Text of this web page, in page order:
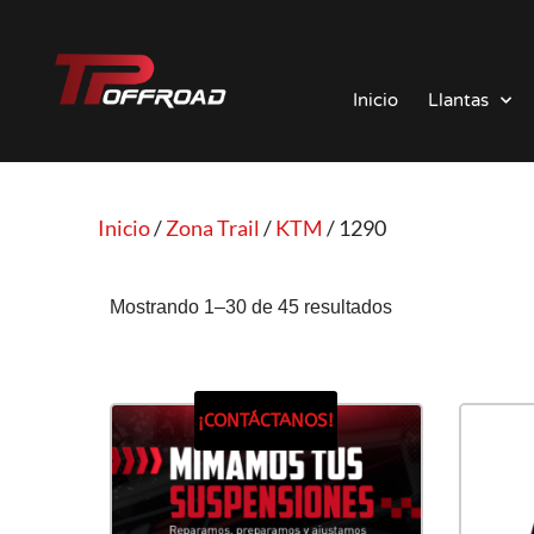
Saltar
Inicio Llantas
Inicio/Zona Trail /KTM / 1290
Mostrando 1–30 de 45 resultados
¡CONTÁCTANOS!